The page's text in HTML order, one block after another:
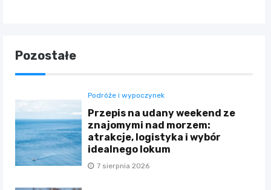
Pozostałe
Podróże i wypoczynek
Przepis na udany weekend ze
znajomymi nad morzem:
atrakcje, logistyka i wybór
idealnego lokum
7 sierpnia 2026